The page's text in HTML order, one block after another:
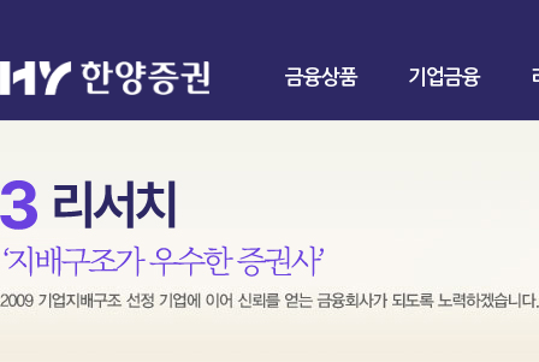
금융상품 기업금융